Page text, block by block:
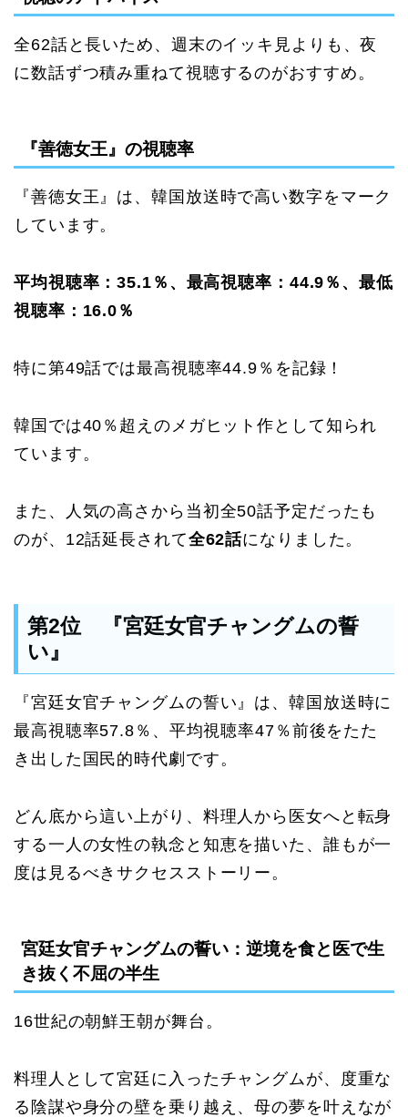
全62話と長いため、週末のイッキ見よりも、夜
に数話ずつ積み重ねて視聴するのがおすすめ。
『善徳女王』の視聴率
『善徳女王』は、韓国放送時で高い数字をマーク
しています。
平均視聴率：35.1％、最高視聴率：44.9％、最低
視聴率：16.0％
特に第49話では最高視聴率44.9％を記録！
韓国では40％超えのメガヒット作として知られ
ています。
また、人気の高さから当初全50話予定だったも
のが、12話延長されて全62話になりました。
第2位 『宮廷女官チャングムの誓
い』
『宮廷女官チャングムの誓い』は、韓国放送時に
最高視聴率57.8％、平均視聴率47％前後をたた
き出した国民的時代劇です。
どん底から這い上がり、料理人から医女へと転身
する一人の女性の執念と知恵を描いた、誰もが一
度は見るべきサクセスストーリー。
宮廷女官チャングムの誓い：逆境を食と医で生
き抜く不屈の半生
16世紀の朝鮮王朝が舞台。
料理人として宮廷に入ったチャングムが、度重な
る陰謀や身分の壁を乗り越え、母の夢を叶えなが